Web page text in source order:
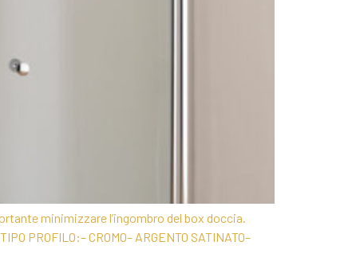
minimizzare l’ingombro del box doccia.
PROFILO:– CROMO– ARGENTO SATINATO–